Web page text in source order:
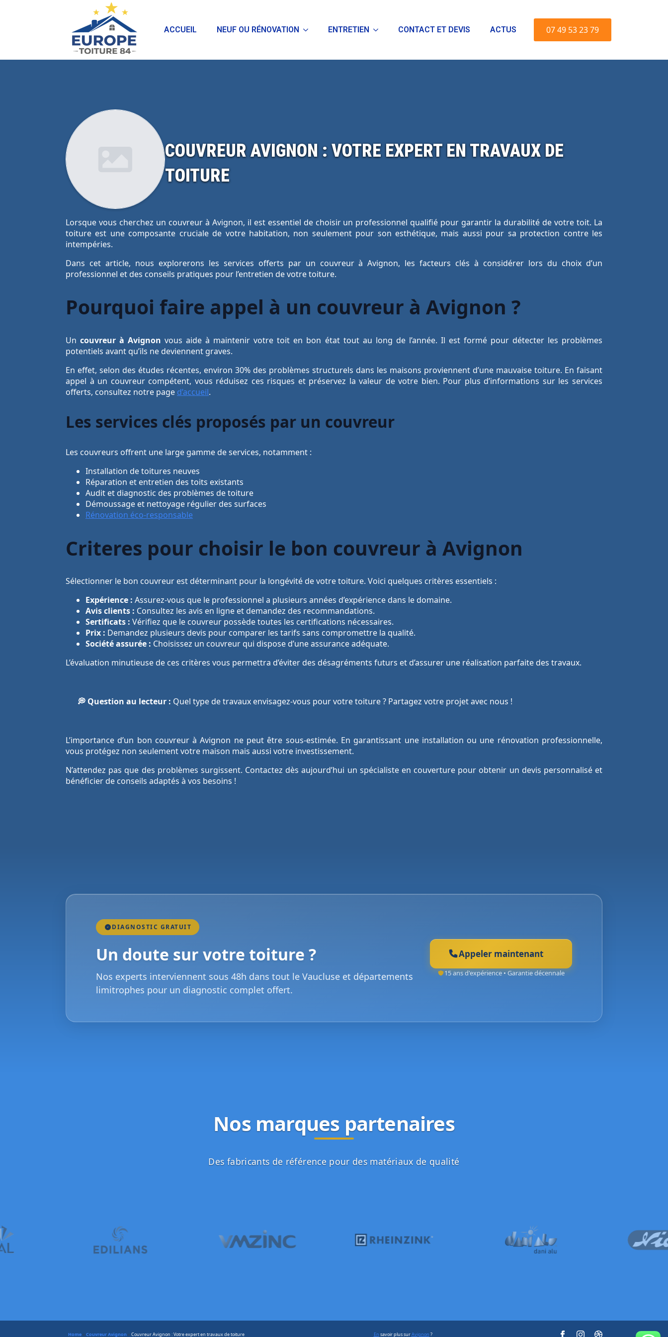
ACCUEIL NEUF OU RÉNOVATION ENTRETIEN CONTACT ET DEVIS ACTUS 07 49 53 23 79
COUVREUR AVIGNON : VOTRE EXPERT EN TRAVAUX DE
TOITURE
Lorsque vous cherchez un couvreur à Avignon, il est essentiel de choisir un professionnel qualifié pour garantir la durabilité de votre toit. La
toiture est une composante cruciale de votre habitation, non seulement pour son esthétique, mais aussi pour sa protection contre les
intempéries.
Dans cet article, nous explorerons les services offerts par un couvreur à Avignon, les facteurs clés à considérer lors du choix d’un
professionnel et des conseils pratiques pour l’entretien de votre toiture.
Pourquoi faire appel à un couvreur à Avignon ?
Uncouvreur à Avignon vous aide à maintenir votre toit en bon état tout au long de l’année. Il est formé pour détecter les problèmes
potentiels avant qu’ils ne deviennent graves.
En effet, selon des études récentes, environ 30% des problèmes structurels dans les maisons proviennent d’une mauvaise toiture. En faisant
appel à un couvreur compétent, vous réduisez ces risques et préservez la valeur de votre bien. Pour plus d’informations sur les services
offerts, consultez notre page d’accueil.
Les services clés proposés par un couvreur
Les couvreurs offrent une large gamme de services, notamment :
Installation de toitures neuves
Réparation et entretien des toits existants
Audit et diagnostic des problèmes de toiture
Démoussage et nettoyage régulier des surfaces
Rénovation éco-responsable
Criteres pour choisir le bon couvreur à Avignon
Sélectionner le bon couvreur est déterminant pour la longévité de votre toiture. Voici quelques critères essentiels :
Expérience : Assurez-vous que le professionnel a plusieurs années d’expérience dans le domaine.
Avis clients : Consultez les avis en ligne et demandez des recommandations.
Sertificats : Vérifiez que le couvreur possède toutes les certifications nécessaires.
Prix : Demandez plusieurs devis pour comparer les tarifs sans compromettre la qualité.
Société assurée : Choisissez un couvreur qui dispose d’une assurance adéquate.
L’évaluation minutieuse de ces critères vous permettra d’éviter des désagréments futurs et d’assurer une réalisation parfaite des travaux.
💭 Question au lecteur : Quel type de travaux envisagez-vous pour votre toiture ? Partagez votre projet avec nous !
L’importance d’un bon couvreur à Avignon ne peut être sous-estimée. En garantissant une installation ou une rénovation professionnelle,
vous protégez non seulement votre maison mais aussi votre investissement.
N’attendez pas que des problèmes surgissent. Contactez dès aujourd’hui un spécialiste en couverture pour obtenir un devis personnalisé et
bénéficier de conseils adaptés à vos besoins !
DIAGNOSTIC GRATUIT
Un doute sur votre toiture ?
Nos experts interviennent sous 48h dans tout le Vaucluse et départements
limitrophes pour un diagnostic complet offert.
Appeler maintenant
15 ans d'expérience • Garantie décennale
Nos marques partenaires
Des fabricants de référence pour des matériaux de qualité
Home » Couvreur Avignon » Couvreur Avignon : Votre expert en travaux de toiture En savoir plus surAvignon ?